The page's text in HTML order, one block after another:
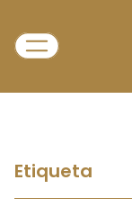
Etiqueta